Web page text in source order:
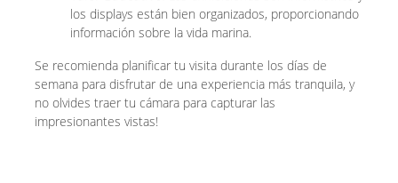
los displays están bien organizados, proporcionando
información sobre la vida marina.
Se recomienda planificar tu visita durante los días de
semana para disfrutar de una experiencia más tranquila, y
no olvides traer tu cámara para capturar las
impresionantes vistas!